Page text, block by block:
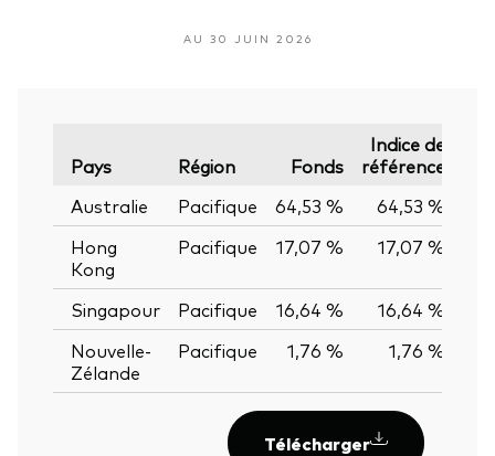
AU 30 JUIN 2026
Pays Région Fonds
Indice de
référence
Australie Pacifique 64,53 % 64,53 %
Hong
Kong
Pacifique 17,07 % 17,07 %
Singapour Pacifique 16,64 % 16,64 %
Nouvelle-
Zélande
Pacifique 1,76 % 1,76 %
Télécharger